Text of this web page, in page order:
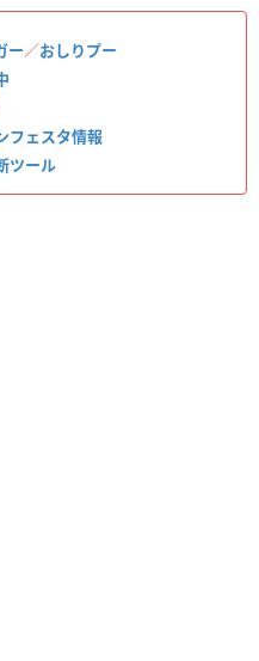
ー／おしりプー
フェスタ情報
ツール